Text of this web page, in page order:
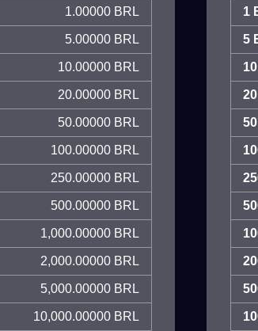
1.00000 BRL
5.00000 BRL
10.00000 BRL
20.00000 BRL
50.00000 BRL
100.00000 BRL
250.00000 BRL
500.00000 BRL
1,000.00000 BRL
2,000.00000 BRL
5,000.00000 BRL
10,000.00000 BRL
1
5